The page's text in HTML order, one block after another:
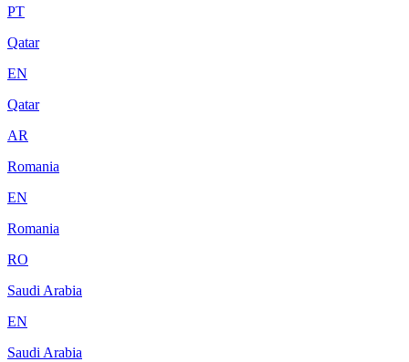
PT
Qatar
EN
Qatar
AR
Romania
EN
Romania
RO
Saudi Arabia
EN
Saudi Arabia